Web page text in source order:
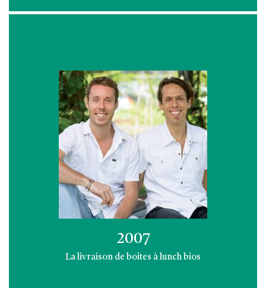
2007
La livraison de boites à lunch bios